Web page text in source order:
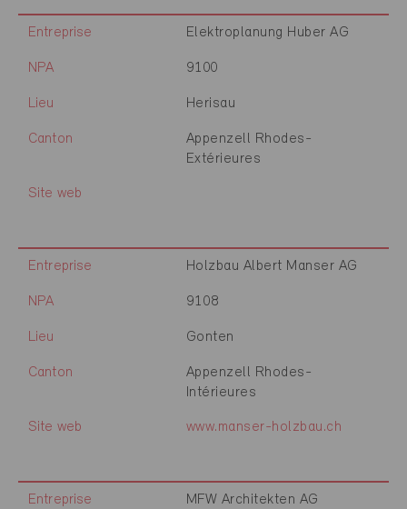
Entreprise Elektroplanung Huber AG
NPA 9100
Lieu Herisau
Canton
Appenzell Rhodes-
Extérieures
Site web
Entreprise Holzbau Albert Manser AG
NPA 9108
Lieu Gonten
Canton
Appenzell Rhodes-
Intérieures
Site web www.manser-holzbau.ch
Entreprise MFW Architekten AG